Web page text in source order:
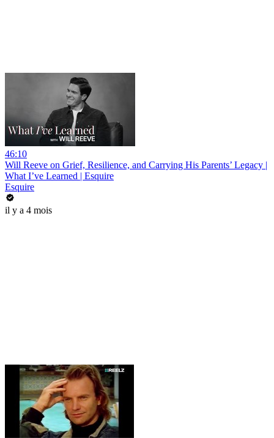
46:10
Will Reeve on Grief, Resilience, and Carrying His Parents’ Legacy |
What I’ve Learned | Esquire
Esquire
il y a 4 mois